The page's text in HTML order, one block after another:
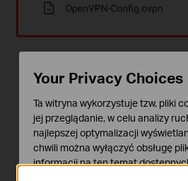
Your Privacy Choices
Ta witryna wykorzystuje tzw. pliki
jej przeglądanie, w celu analizy
najlepszej optymalizacji
chwili można wyłączyć obsługę
informacji na ten temat